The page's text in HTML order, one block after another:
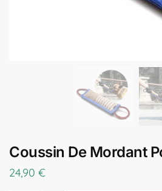
Coussin De Mordant
24,90 €